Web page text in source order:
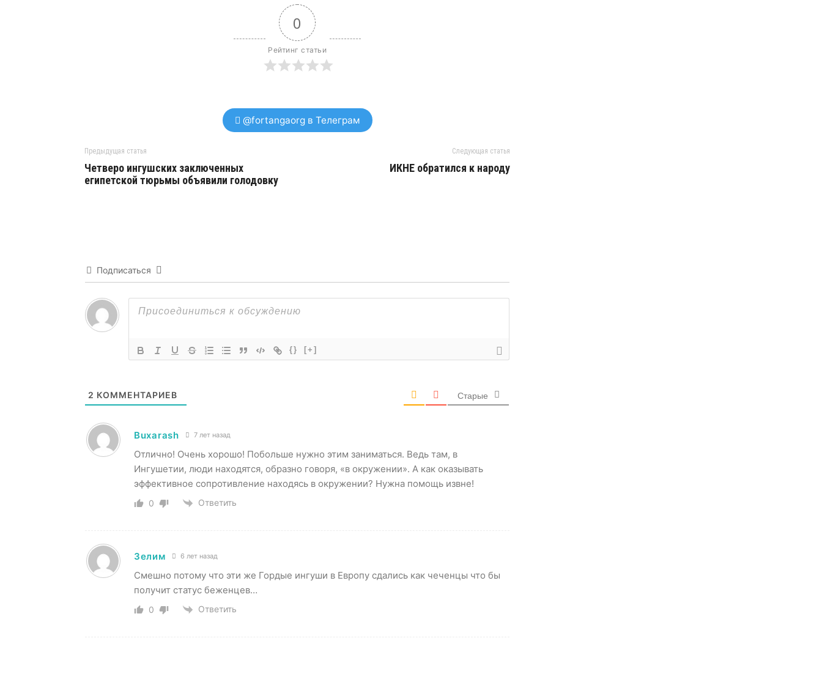
0
Рейтинг статьи
@fortangaorg в Телеграм
Предыдущая статья
Четверо ингушских заключенных
египетской тюрьмы объявили голодовку
Следующая статья
ИКНЕ обратился к народу
Подписаться
{} [+]
2 КОММЕНТАРИЕВ Старые
Buxarash 7 лет назад
Отлично! Очень хорошо! Побольше нужно этим заниматься. Ведь там, в
Ингушетии, люди находятся, образно говоря, «в окружении». А как оказывать
эффективное сопротивление находясь в окружении? Нужна помощь извне!
0 Ответить
Зелим 6 лет назад
Смешно потому что эти же Гордые ингуши в Европу сдались как чеченцы что бы
получит статус беженцев…
0 Ответить